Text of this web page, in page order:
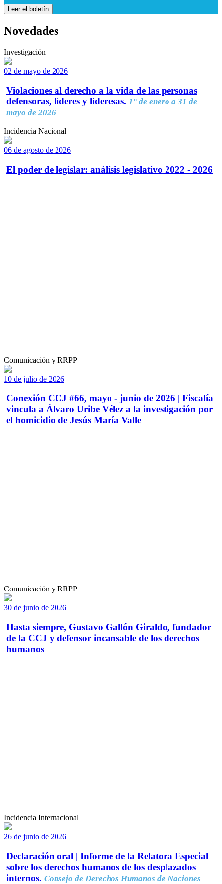
Leer el boletín
Novedades
Investigación
02 de mayo de 2026
Violaciones al derecho a la vida de las personas
defensoras, líderes y lideresas. 1° de enero a 31 de
mayo de 2026
Incidencia Nacional
06 de agosto de 2026
El poder de legislar: análisis legislativo 2022 - 2026
Comunicación y RRPP
10 de julio de 2026
Conexión CCJ #66, mayo - junio de 2026 | Fiscalía
vincula a Álvaro Uribe Vélez a la investigación por
el homicidio de Jesús María Valle
Comunicación y RRPP
30 de junio de 2026
Hasta siempre, Gustavo Gallón Giraldo, fundador
de la CCJ y defensor incansable de los derechos
humanos
Incidencia Internacional
26 de junio de 2026
Declaración oral | Informe de la Relatora Especial
sobre los derechos humanos de los desplazados
internos. Consejo de Derechos Humanos de Naciones